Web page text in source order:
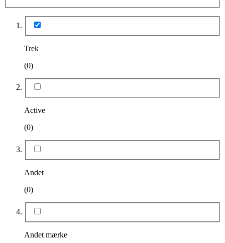
Trek
(0)
Active
(0)
Andet
(0)
Andet mærke